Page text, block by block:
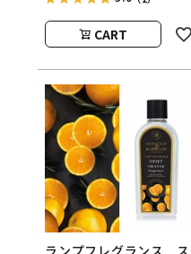
ASHLEIGH&BURWOOD
（アシュレイアンドバー
ウッド）CART